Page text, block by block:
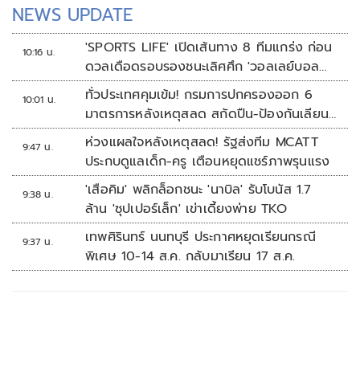
NEWS UPDATE
10:16 น.
'SPORTS LIFE' เปิดเส้นทาง 8 ทีมแกร่ง ก่อน
ดวลเดือดรอบรองชนะเลิศศึก 'วอลเลย์บอล
นักเรียน แชมป์กีฬา 7HD 2026'
10:01 น.
ทั่วประเทศคุมเข้ม! กรมการปกครองออก 6
มาตรการหลังเหตุสลด สกัดปืน-ป้องกันเลียน
แบบ
9:47 น.
ห่วงแผลใจหลังเหตุสลด! รัฐส่งทีม MCATT
ประกบดูแลเด็ก-ครู เตือนหยุดแชร์ภาพรุนแรง
9:38 น.
'เสือคิม' พลิกล็อกชนะ 'นาบิล' รับโบนัส 1.7
ล้าน 'ซุปเปอร์เล็ก' เข่าเดี้ยงพ่าย TKO
9:37 น.
เทพศิรินทร์ นนทบุรี ประกาศหยุดเรียนกรณี
พิเศษ 10-14 ส.ค. กลับมาเรียน 17 ส.ค.